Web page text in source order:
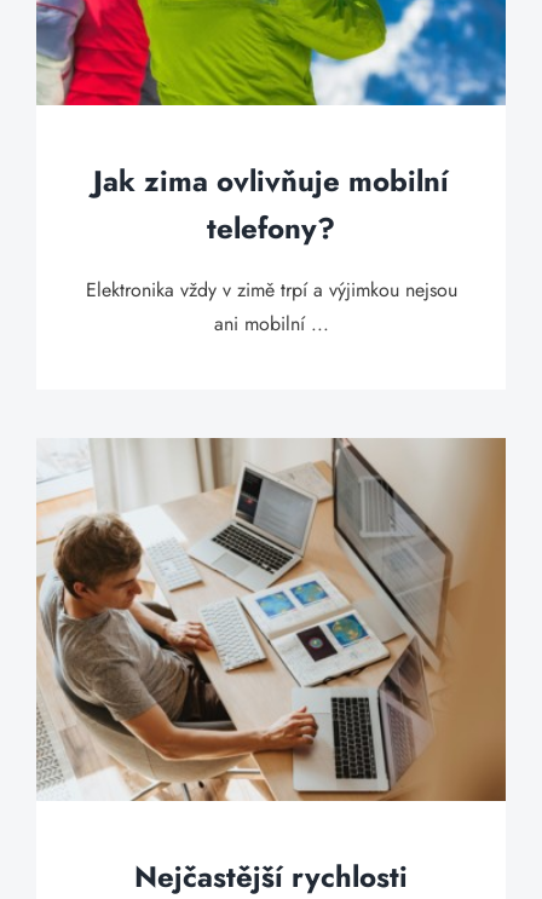
Jak zima ovlivňuje mobilní
telefony?
Elektronika vždy v zimě trpí a výjimkou nejsou
ani mobilní ...
Nejčastější rychlosti